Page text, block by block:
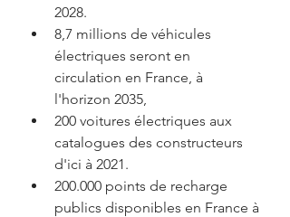
2028.
8,7 millions de véhicules
électriques seront en
circulation en France, à
l'horizon 2035,
200 voitures électriques aux
catalogues des constructeurs
d'ici à 2021.
200.000 points de recharge
publics disponibles en France à